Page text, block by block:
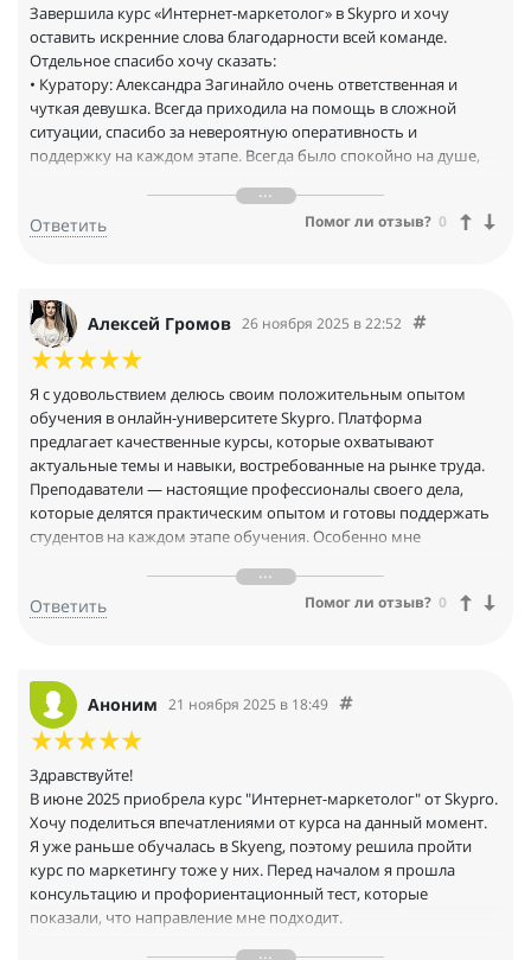
Завершила курс «Интернет-маркетолог» в Skypro и хочу
оставить искренние слова благодарности всей команде.
Отдельное спасибо хочу сказать:
• Куратору: Александра Загинайло очень ответственная и
чуткая девушка. Всегда приходила на помощь в сложной
ситуации, спасибо за невероятную оперативность и
поддержку на каждом этапе. Всегда было спокойно на душе,
игнорировала и отвечала на сообщения.
• Наставникам: за экспертизу и детальную обратную связь.
и находить лучшие решения.
Обучение было сложным, но интересным. Теория сразу
подкреплялась практикой, а финальный проект стал
полноценным кейсом для моего портфолио. Спасибо за
структурированные знания. Рекомендую Skypro как
платформу, где действительно заботятся о результате каждого
студента.
Ответить Помог ли отзыв? 0
Алексей Громов 26 ноября 2025 в 22:52
Я с удовольствием делюсь своим положительным опытом
обучения в онлайн-университете Skypro. Платформа
предлагает качественные курсы, которые охватывают
актуальные темы и навыки, востребованные на рынке труда.
Преподаватели — настоящие профессионалы своего дела,
которые делятся практическим опытом и готовы поддержать
студентов на каждом этапе обучения. Особенно мне
включают интерактивные задания, что позволяет закрепить
полученные знания на практике. Также стоит отметить
Ответить Помог ли отзыв? 0
Аноним 21 ноября 2025 в 18:49
Здравствуйте!
В июне 2025 приобрела курс "Интернет-маркетолог" от Skypro.
Хочу поделиться впечатлениями от курса на данный момент.
Я уже раньше обучалась в Skyeng, поэтому решила пройти
курс по маркетингу тоже у них. Перед началом я прошла
консультацию и профориентационный тест, которые
показали, что направление мне подходит.